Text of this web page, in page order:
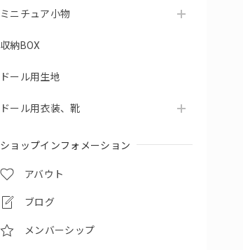
ミニチュア小物
収納BOX
ドール用生地
ドール用衣装、靴
ショップインフォメーション
アバウト
ブログ
メンバーシップ